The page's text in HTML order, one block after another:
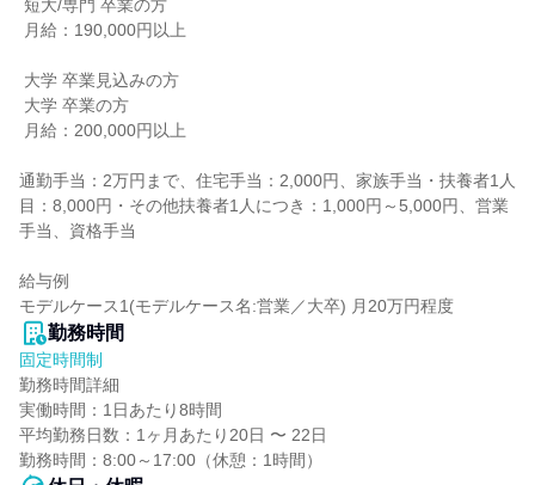
通勤手当：2万円まで、住宅手当：2,000円、家族手当・扶養者1人
目：8,000円・その他扶養者1人につき：1,000円～5,000円、営業
手当、資格手当
給与例
モデルケース1(モデルケース名:営業／大卒) 月20万円程度
勤務時間
固定時間制
勤務時間詳細
実働時間：1日あたり8時間
平均勤務日数：1ヶ月あたり20日 〜 22日
勤務時間：8:00～17:00（休憩：1時間）